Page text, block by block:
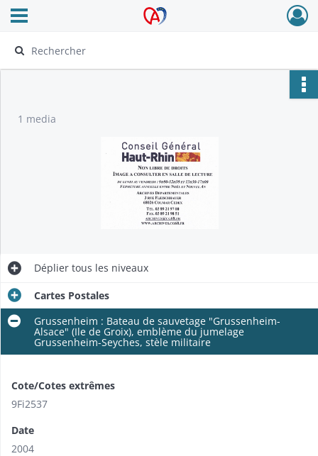
Archives Alsace - Colmar
Ouvrir le menu déroulant
1 media
Déplier tous les niveaux
Cartes Postales
Grussenheim : Bateau de sauvetage "Grussenheim-
Alsace" (Ile de Groix), emblème du jumelage
Grussenheim-Seyches, stèle militaire
Cote/Cotes extrêmes
9Fi2537
Date
2004